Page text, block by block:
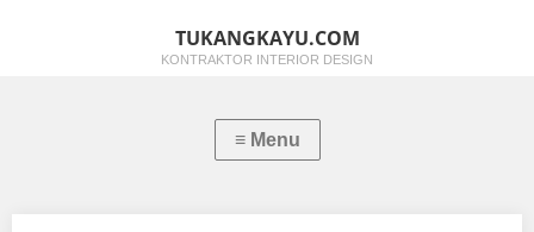
TUKANGKAYU.COM
KONTRAKTOR INTERIOR DESIGN